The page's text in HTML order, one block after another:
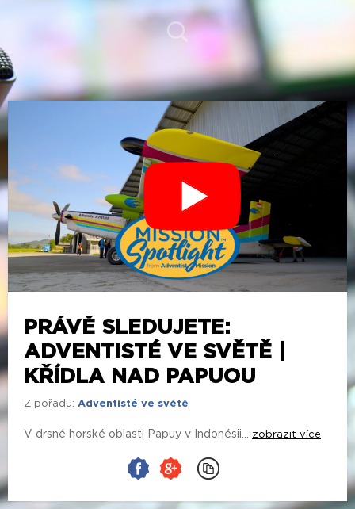
PRÁVĚ SLEDUJETE:
ADVENTISTÉ VE SVĚTĚ |
KŘÍDLA NAD PAPUOU
Z pořadu: Adventisté ve světě
V drsné horské oblasti Papuy v Indonésii... zobrazit více